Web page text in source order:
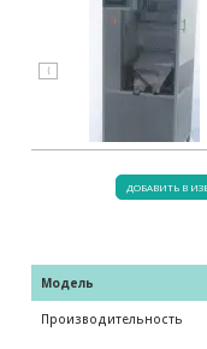
⟨
ДОБАВИТЬ В
Модель
Производительность